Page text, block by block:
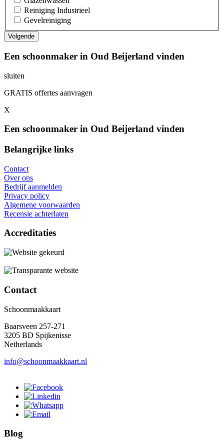
Reiniging Industrieel
Gevelreiniging
Een schoonmaker in Oud Beijerland vinden
sluiten
GRATIS offertes aanvragen
X
Een schoonmaker in Oud Beijerland vinden
Belangrijke links
Contact
Over ons
Bedrijf aanmelden
Privacy policy
Algemene voorwaarden
Recensie achterlaten
Accreditaties
Contact
Schoonmaakkaart
Baarsveen 257-271
3205 BD Spijkenisse
Netherlands
info@schoonmaakkaart.nl
Blog